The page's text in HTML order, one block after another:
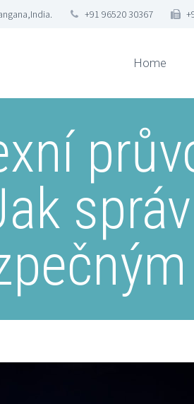
+91 96520 30367
Home